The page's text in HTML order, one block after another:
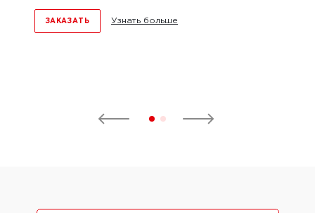
ЗАКАЗАТЬ Узнать больше